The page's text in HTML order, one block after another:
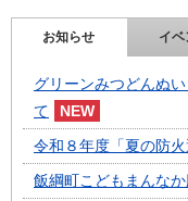
お知らせ イベ
グリーンみつどんぬ
て
令和８年度「夏の防
飯綱町こどもまんな